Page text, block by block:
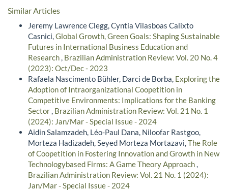
Similar Articles
Jeremy Lawrence Clegg, Cyntia Vilasboas Calixto
Casnici, Global Growth, Green Goals: Shaping Sustainable
Futures in International Business Education and
Research Brazilian Administration Review: Vol. 20 No. 4
(2023): Oct/Dec - 2023
Rafaela Nascimento Bühler, Darci de Borba, Exploring the
Adoption of Intraorganizational Coopetition in
Competitive Environments: Implications for the Banking
Sector Brazilian Administration Review: Vol. 21 No. 1
(2024): Jan/Mar - Special Issue - 2024
Aidin Salamzadeh, Léo-Paul Dana, Niloofar Rastgoo,
Morteza Hadizadeh, Seyed Morteza Mortazavi, The Role
of Coopetition in Fostering Innovation and Growth in New
Technologybased Firms: A Game Theory Approach
Brazilian Administration Review: Vol. 21 No. 1 (2024):
Jan/Mar - Special Issue - 2024